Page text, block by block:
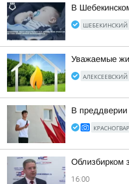
В
ШЕБЕКИНСКИЙ
Уважаемые
АЛЕКСЕЕВСКИЙ
В
Облизбирком
16:00